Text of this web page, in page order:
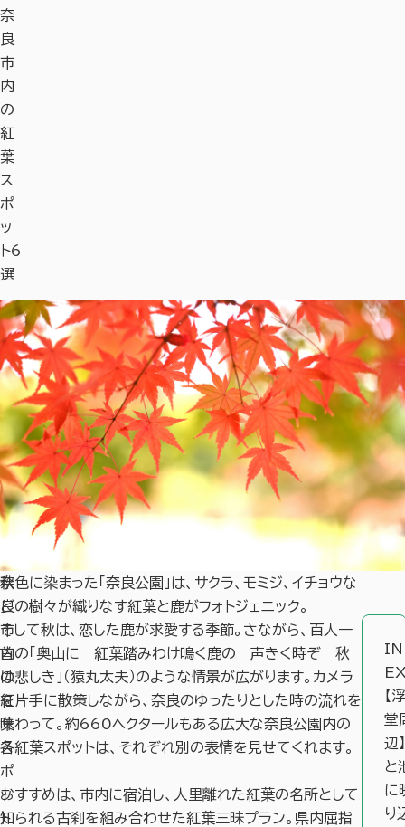
奈
良
市
内
の
紅
葉
ス
ポ
ッ
ト6
選
奈
良
市
内
の
紅
葉
ス
ポ
ッ
ト
秋色に染まった「 奈良公園 」は、サクラ、モミジ、イチョウな
どの樹々が織りなす紅葉と鹿がフォトジェニック。
そして秋は、恋した鹿が求愛する季節。さながら、百人一
首の「奥山に 紅葉踏みわけ鳴く鹿の 声きく時ぞ 秋
は悲しき」（猿丸太夫）のような情景が広がります。カメラ
を片手に散策しながら、奈良のゆったりとした時の流れを
味わって。約660ヘクタールもある広大な奈良公園内の
各紅葉スポットは、それぞれ別の表情を見せてくれます。
おすすめは、市内に宿泊し、人里離れた紅葉の名所として
知られる古刹を組み合わせた紅葉三昧プラン。県内屈指
【
堂
辺
と
に
り